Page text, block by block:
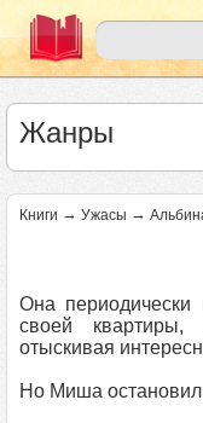
Жанры
Книги → Ужасы →
Она
своей
отыскивая
Но Миша остановил